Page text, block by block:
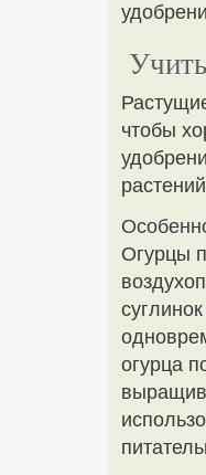
чтобы
Огурцы
огурца